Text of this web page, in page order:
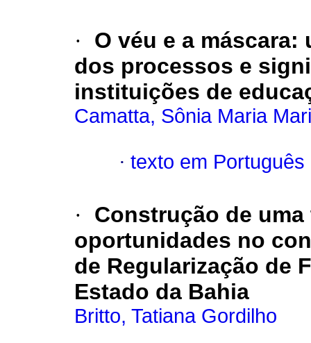
· O véu e a máscara:
dos processos e
instituições de
Camatta, Sônia Maria
· texto em Português
·
Construção de
oportunidades no
de Regularização de
Estado da Bahia
Britto, Tatiana Gordilho